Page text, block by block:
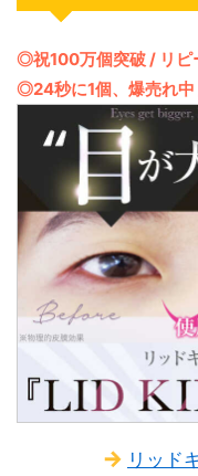
◎祝100万個突破 / リピ
◎24秒に1個、爆売れ中
リッド